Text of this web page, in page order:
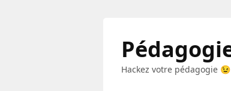
Hackez votre pédagogie 😉